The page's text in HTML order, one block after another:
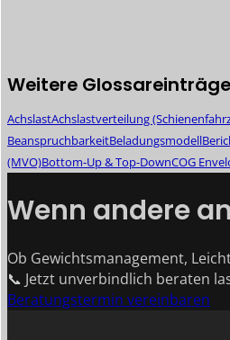
Weitere Glossareinträge
AchslastAchslastverteilung
BeanspruchbarkeitBeladungsmodell
(MVO)Bottom-Up & Top-DownCOG
Wenn andere
Ob Gewichtsmanagement,
📞 Jetzt unverbindlich beraten
Beratungstermin vereinbaren